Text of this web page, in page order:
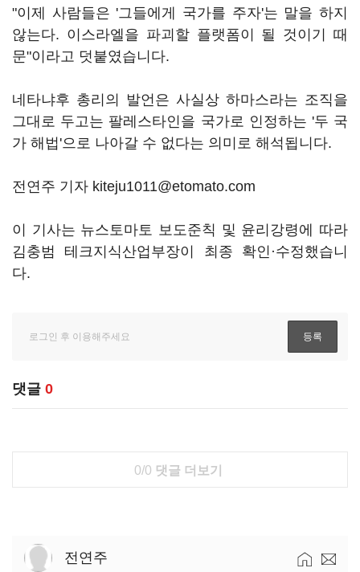
"이제 사람들은 '그들에게 국가를 주자'는 말을 하지
않는다. 이스라엘을 파괴할 플랫폼이 될 것이기 때
문"이라고 덧붙였습니다.
네타냐후 총리의 발언은 사실상 하마스라는 조직을
그대로 두고는 팔레스타인을 국가로 인정하는 '두 국
가 해법'으로 나아갈 수 없다는 의미로 해석됩니다.
전연주 기자 kiteju1011@etomato.com
이 기사는 뉴스토마토 보도준칙 및 윤리강령에 따라
김충범 테크지식산업부장이 최종 확인·수정했습니
다.
댓글 0
0/0 댓글 더보기
전연주